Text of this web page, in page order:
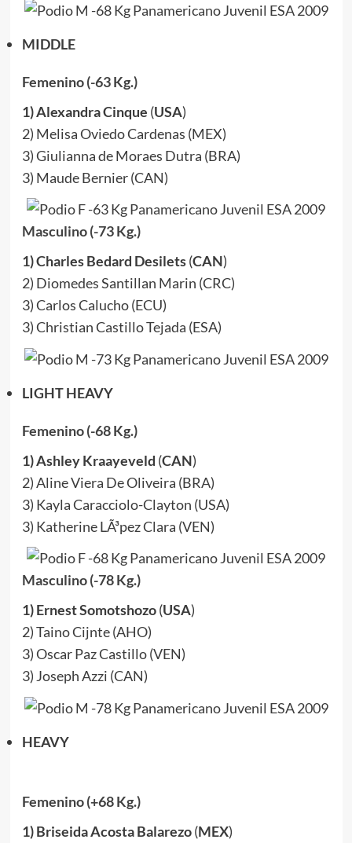
MIDDLE
Femenino (-63 Kg.)
1) Alexandra Cinque (USA)
2) Melisa Oviedo Cardenas (MEX)
3) Giulianna de Moraes Dutra (BRA)
3) Maude Bernier (CAN)
Masculino (-73 Kg.)
1) Charles Bedard Desilets(CAN)
2) Diomedes Santillan Marin (CRC)
3) Carlos Calucho (ECU)
3) Christian Castillo Tejada (ESA)
LIGHT HEAVY
Femenino (-68 Kg.)
1) Ashley Kraayeveld (CAN)
2) Aline Viera De Oliveira (BRA)
3) Kayla Caracciolo-Clayton (USA)
3) Katherine LÃ³pez Clara (VEN)
Masculino (-78 Kg.)
1) Ernest Somotshozo(USA)
2) Taino Cijnte (AHO)
3) Oscar Paz Castillo (VEN)
3) Joseph Azzi (CAN)
HEAVY
Femenino (+68 Kg.)
1) Briseida Acosta Balarezo(MEX)